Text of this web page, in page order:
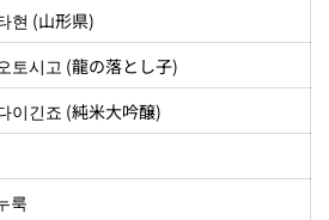
현 (山形県)
토시고 (龍の落とし子)
이긴죠 (純米大吟醸)
룩